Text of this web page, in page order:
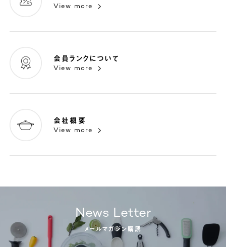
View more
会員ランクについて
View more
会社概要
View more
News Letter
メールマガジン購読